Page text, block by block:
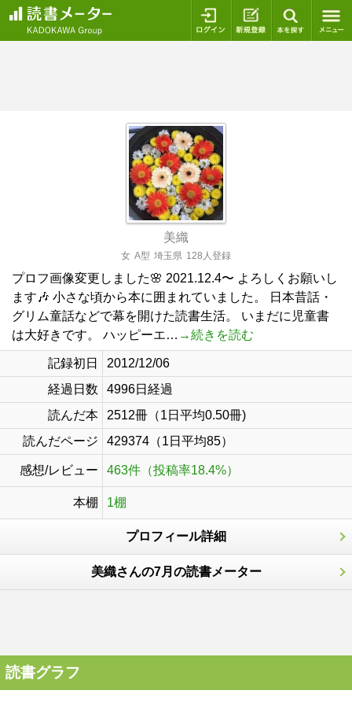
ログイン 新規登録
美織
女 A型 埼玉県 128人登録
プロフ画像変更しました🌸 2021.12.4〜 よろしくお願いし
ます🎶 小さな頃から本に囲まれていました。 日本昔話・
グリム童話などで幕を開けた読書生活。 いまだに児童書
は大好きです。 ハッピーエ… →続きを読む
記録初日
2012/12/06
経過日数
4996日経過
読んだ本
2512冊（1日平均0.50冊)
読んだページ
429374（1日平均85）
感想/レビュー 463件（投稿率18.4%）
本棚 1棚
プロフィール詳細
美織さんの7月の読書メーター
読書グラフ